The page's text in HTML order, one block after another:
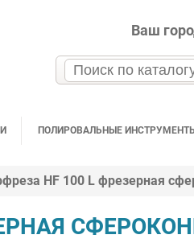
Ваш
ПОЛИРОВАЛЬНЫЕ
HF 100 L фрезерная